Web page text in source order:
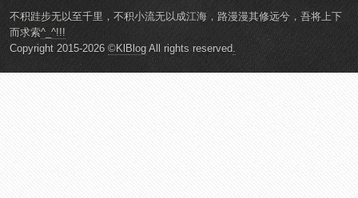
不积跬步无以至千里，不积小流无以成江海，路漫漫其修远兮，吾将上下
而求索^_^!!!
Copyright 2015-2026 ©KlBlog All rights reserved.